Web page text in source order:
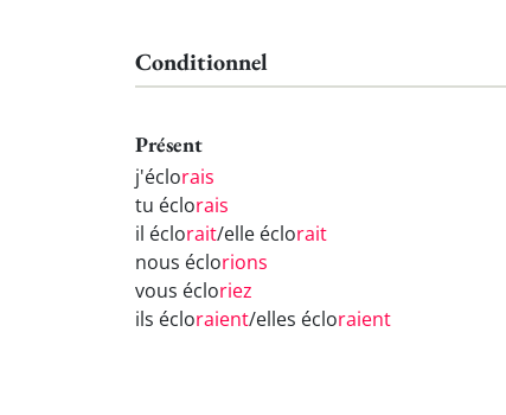
Conditionnel
Présent
j'éclorais
tu éclorais
il éclorait/elle éclorait
nous éclorions
vous écloriez
ils écloraient/elles écloraient